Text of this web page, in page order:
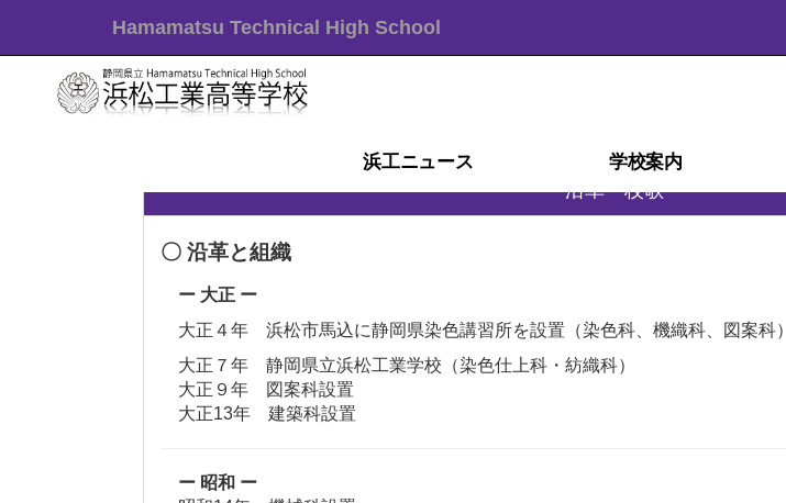
Hamamatsu Technical High School
浜工ニュース 学校案内
学校紹介
学校経営計画(学校自己評価)
スクール・ミッション
スクール・ポリシー
部活動ガイドライン
沿革・校歌
アクセス
施設
沿革・校歌
〇 沿革と組織
ー 大正 ー
大正４年 浜松市馬込に静岡県染色講習所を設置（染色科、機織科、図案科）
大正７年 静岡県立浜松工業学校（染色仕上科・紡織科）
大正９年 図案科設置
大正13年 建築科設置
ー 昭和 ー